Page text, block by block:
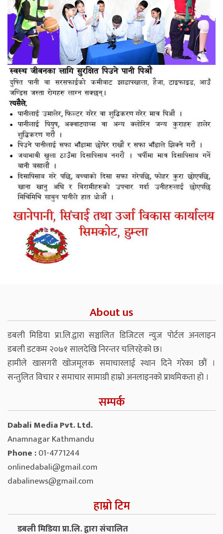
About us
डबली मिडिया प्रा.लि.द्वारा सञ्चालित डिजिटल न्युज पोर्टल अनलाइन
डबली डटकम २०७१ सालदेखि निरन्तर चलिरहेको छ।
हामीले खासगरी खोजमूलक समाचारलाई स्थान दिने गरेका छौं ।
सन्तुलित विचार र समाचार सामाग्री हाम्रो अनलाइनको प्राथमिकता हो ।
सम्पर्क
Dabali Media Pvt. Ltd.
Anamnagar Kathmandu
Phone :01-4771244
onlinedabali@gmail.com
dabalinews@gmail.com
हाम्रो टिम
डबली मिडिया प्रा.लि. द्वारा संचालित